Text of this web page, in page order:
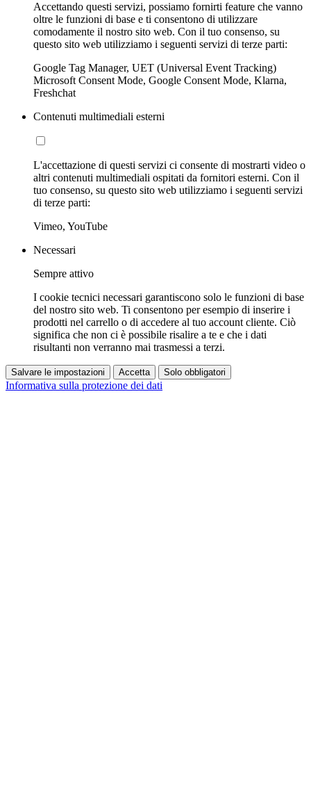
Accettando questi servizi, possiamo fornirti feature che vanno
oltre le funzioni di base e ti consentono di utilizzare
comodamente il nostro sito web. Con il tuo consenso, su
questo sito web utilizziamo i seguenti servizi di terze parti:
Google Tag Manager, UET (Universal Event Tracking)
Microsoft Consent Mode, Google Consent Mode, Klarna,
Freshchat
Contenuti multimediali esterni
L'accettazione di questi servizi ci consente di mostrarti video o
altri contenuti multimediali ospitati da fornitori esterni. Con il
tuo consenso, su questo sito web utilizziamo i seguenti servizi
di terze parti:
Vimeo, YouTube
Necessari
Sempre attivo
I cookie tecnici necessari garantiscono solo le funzioni di base
del nostro sito web. Ti consentono per esempio di inserire i
prodotti nel carrello o di accedere al tuo account cliente. Ciò
significa che non ci è possibile risalire a te e che i dati
risultanti non verranno mai trasmessi a terzi.
Salvare le impostazioni Accetta Solo obbligatori
Informativa sulla protezione dei dati